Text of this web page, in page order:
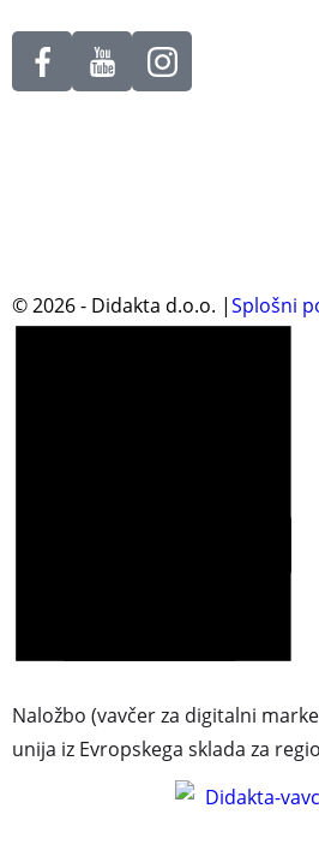
©2026- Didakta d.o.o. |Splošni
Naložbo (vavčer za digitalni
unija iz Evropskega sklada za